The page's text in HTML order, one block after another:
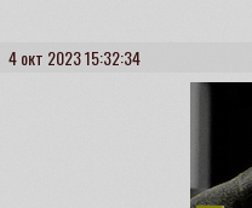
4 окт 2023 15:32:34